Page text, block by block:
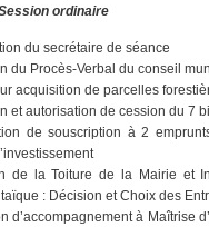
ordinaire
du secrétaire de séance
du Procès-Verbal du conseil
acquisition de parcelles
et autorisation de cession du 7
de souscription à 2
de la Toiture de la Mairie et
: Décision et Choix des
d’accompagnement à Maîtrise